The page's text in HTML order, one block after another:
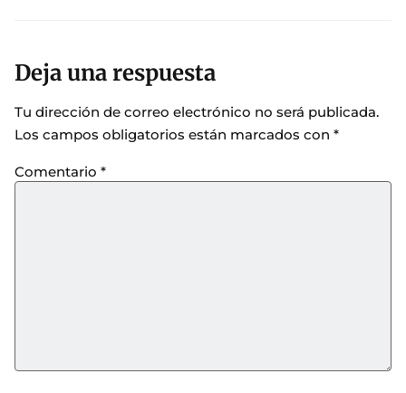
Deja una respuesta
Tu dirección de correo electrónico no será publicada.
Los campos obligatorios están marcados con *
Comentario *